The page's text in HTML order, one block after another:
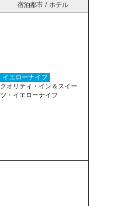
宿泊都市 / ホテル
イエローナイフ
クオリティ・イン＆スイー
ツ・イエローナイフ